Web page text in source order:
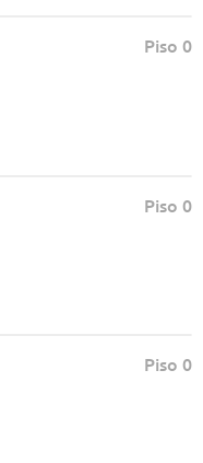
Piso 0
Piso 0
Piso 0